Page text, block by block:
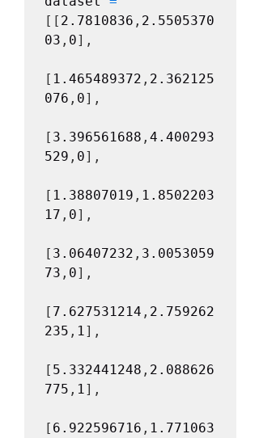
[[ 2.7810836 , 2.5505370
03 , 0],
[ 1.465489372 , 2.362125
076 , 0],
[ 3.396561688 , 4.400293
529 , 0],
[ 1.38807019 , 1.8502203
17 , 0],
[ 3.06407232 , 3.0053059
73 , 0],
[ 7.627531214 , 2.759262
235 , 1 ],
[ 5.332441248 , 2.088626
775 , 1 ],
[ 6.922596716 , 1.771063